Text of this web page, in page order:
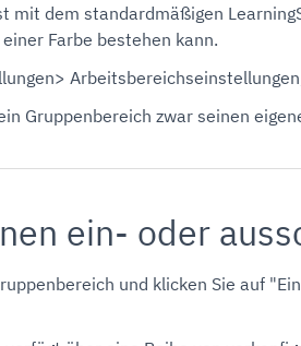
mit dem standardmäßigen
Farbe bestehen kann.
Gruppenbereich zwar seinen
ein- oder
und klicken Sie auf